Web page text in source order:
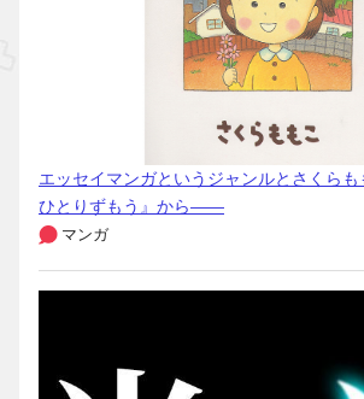
エッセイマンガというジャンルとさくら
ひとりずもう』から――
マンガ